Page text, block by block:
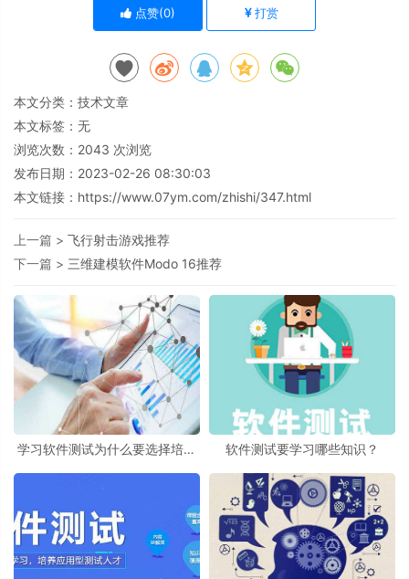
点赞(0) 打赏
本文分类： 技术文章
本文标签：无
浏览次数： 2043 次浏览
发布日期：2023-02-26 08:30:03
本文链接： https://www.07ym.com/zhishi/347.html
上一篇 > 飞行射击游戏推荐
下一篇 > 三维建模软件Modo 16推荐
学习软件测试为什么要选择培训
软件测试要学习哪些知识？